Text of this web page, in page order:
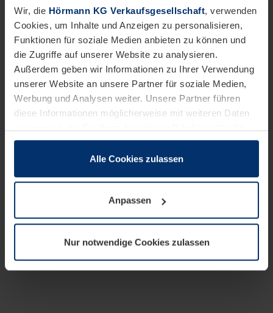
Wir, die Hörmann KG Verkaufsgesellschaft, verwenden
Cookies, um Inhalte und Anzeigen zu personalisieren,
Funktionen für soziale Medien anbieten zu können und
die Zugriffe auf unserer Website zu analysieren.
Außerdem geben wir Informationen zu Ihrer Verwendung
unserer Website an unsere Partner für soziale Medien,
Werbung und Analysen weiter. Unsere Partner führen
diese Informationen möglicherweise mit weiteren Daten
sie im Rahmen Ihrer Nutzung der Dienste gesammelt
wenn diese für den Betrieb dieser Seite unbedingt
notwendig sind. Für alle anderen Cookie-Typen benötigen
wir Ihre Erlaubnis. Ihre Einwilligung können Sie jederzeit
Datenschutzerklärungunserer Website ändern oder
widerrufen.
Alle Cookies zulassen
Anpassen
Nur notwendige Cookies zulassen